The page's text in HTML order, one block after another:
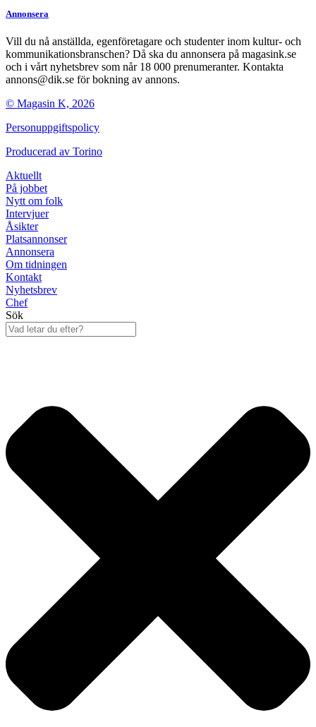
Annonsera
Vill du nå anställda, egenföretagare och studenter inom kultur- och
kommunikationsbranschen? Då ska du annonsera på magasink.se
och i vårt nyhetsbrev som når 18 000 prenumeranter. Kontakta
annons@dik.se för bokning av annons.
© Magasin K, 2026
Personuppgiftspolicy
Producerad av Torino
Aktuellt
På jobbet
Nytt om folk
Intervjuer
Åsikter
Platsannonser
Annonsera
Om tidningen
Kontakt
Nyhetsbrev
Chef
Sök